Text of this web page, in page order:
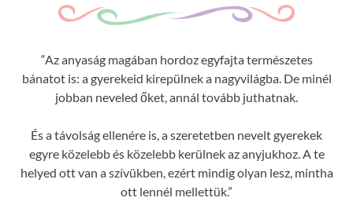
“Az anyaság magában hordoz egyfajta természetes
bánatot is: a gyerekeid kirepülnek a nagyvilágba. De minél
jobban neveled őket, annál tovább juthatnak.
És a távolság ellenére is, a szeretetben nevelt gyerekek
egyre közelebb és közelebb kerülnek az anyjukhoz. A te
helyed ott van a szívükben, ezért mindig olyan lesz, mintha
ott lennél mellettük.”